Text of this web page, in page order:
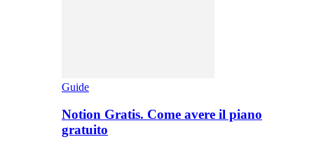
Guide
Notion Gratis. Come avere il piano
gratuito